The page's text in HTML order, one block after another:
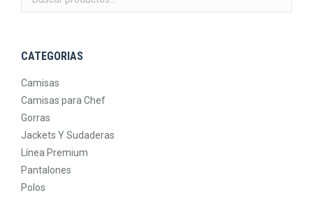
CATEGORIAS
Camisas
Camisas para Chef
Gorras
Jackets Y Sudaderas
Línea Premium
Pantalones
Polos